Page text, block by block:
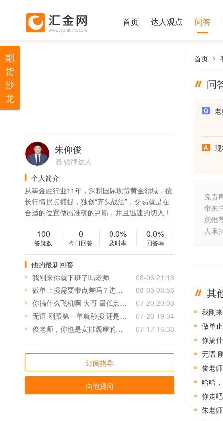
首页 达人观点 问答
朱仰俊
银牌达人
个人简介
从事金融行业11年，深耕国际现货黄金领域，擅
长行情拐点捕捉，独创“齐头战法”，交易就是在
合适的位置做出准确的判断，并且迅速的切入！
100
答疑数
0
今日回答
0.0%
及时率
0.0%
回答率
他的最新回答
我刚来你就下班了吗老师
08-06 21:18
做单止损需要带点差吗？进场误差多少可以进？
08-05 08:56
你搞什么飞机啊 大哥 最低点做空 最高点做多 害死我了 这损是小损？足足三十美金啊 大哥
07-20 20:03
无语 刚跟第一单就秒损 还是最低到最高损 才刚刚入场 😮‍💨
07-20 19:34
俊老师，你也是安排观摩的吗？有天大亏实盘盈亏如何
07-17 16:33
订阅指导
向他提问
首页
问
免责
带来
您推
人承
其
我刚
做单
你搞
无语
俊老
哈哈
你走
朱老
期
货
沙
龙